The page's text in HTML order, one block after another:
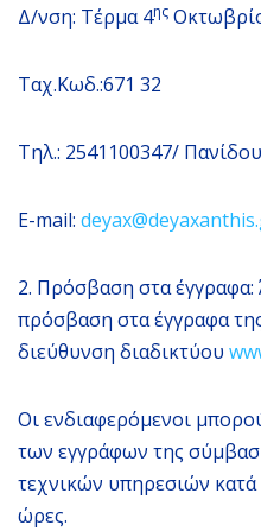
Δ/νση: Τέρμα 4ης
Ταχ.Κωδ.:671 32
Τηλ.: 2541100347/
E-mail:
2. Πρόσβαση στα
πρόσβαση στα έγγραφα
διεύθυνση διαδικτύου
Οι ενδιαφερόμενοι
των εγγράφων της
τεχνικών υπηρεσιών κατά
ώρες.